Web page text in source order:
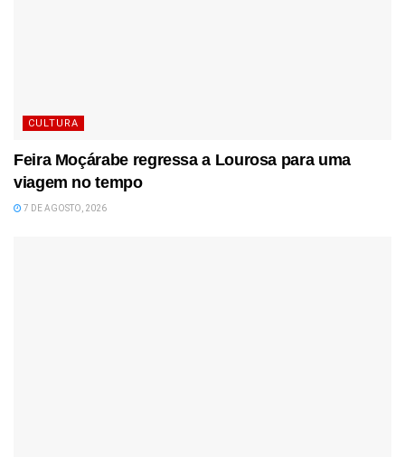
CULTURA
Feira Moçárabe regressa a Lourosa para uma
viagem no tempo
7 DE AGOSTO, 2026